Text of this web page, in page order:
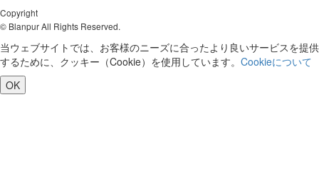
Copyright
© Blanpur All Rights Reserved.
当ウェブサイトでは、お客様のニーズに合ったより良いサービスを提供
するために、クッキー（Cookie）を使用しています。 Cookieについて
OK